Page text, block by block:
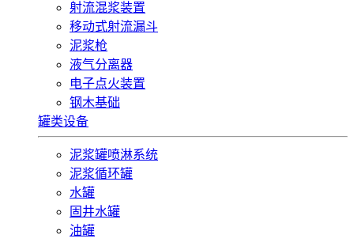
射流混浆装置
移动式射流漏斗
泥浆枪
液气分离器
电子点火装置
钢木基础
罐类设备
泥浆罐喷淋系统
泥浆循环罐
水罐
固井水罐
油罐